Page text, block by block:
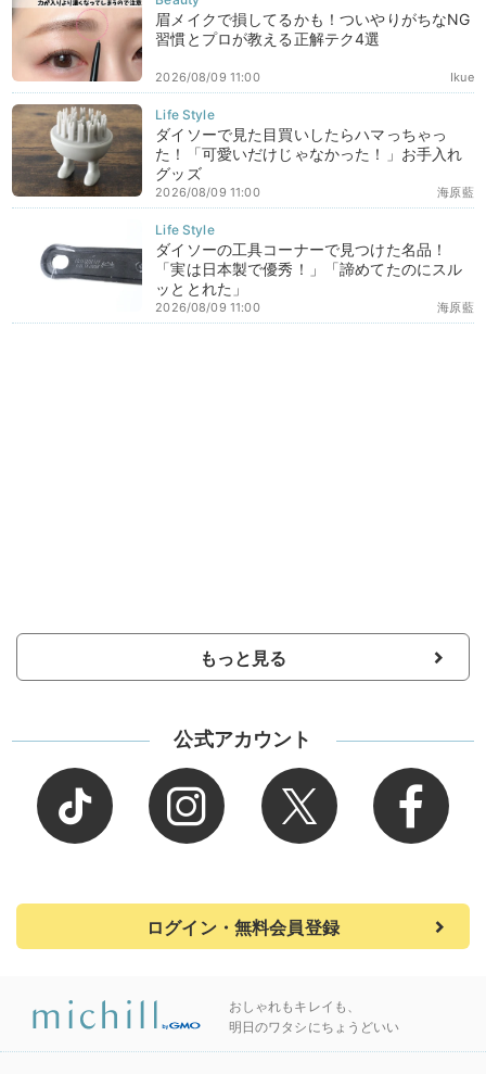
眉メイクで損してるかも！ついやりがちなNG
習慣とプロが教える正解テク4選
Ikue
2026/08/09 11:00
ダイソーで見た目買いしたらハマっちゃっ
た！「可愛いだけじゃなかった！」お手入れ
グッズ
海原藍
2026/08/09 11:00
ダイソーの工具コーナーで見つけた名品！
「実は日本製で優秀！」「諦めてたのにスル
ッととれた」
海原藍
2026/08/09 11:00
もっと見る
公式アカウント
ログイン・無料会員登録
おしゃれもキレイも、
明日のワタシにちょうどいい